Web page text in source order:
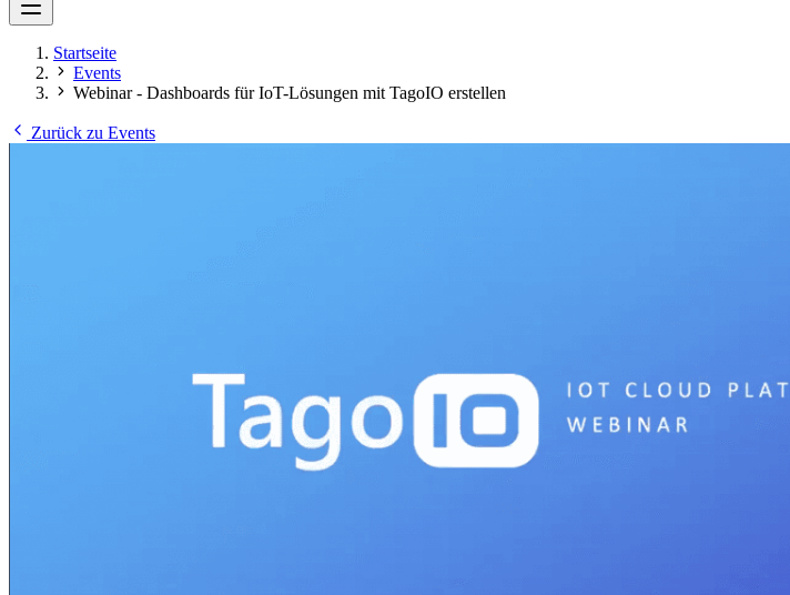
Startseite
Events
Webinar - Dashboards für IoT-Lösungen mit TagoIO erstellen
Zurück zu Events